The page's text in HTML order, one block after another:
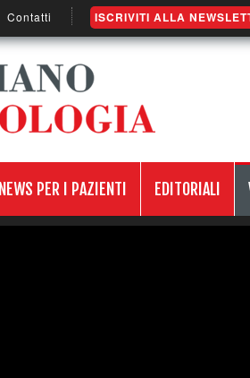
Contatti ISCRIVITI ALLA
NEWS PER I PAZIENTI EDITORIALI